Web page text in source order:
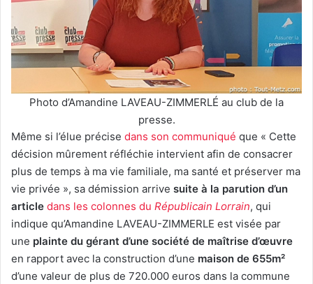
Photo d’Amandine LAVEAU-ZIMMERLÉ au club de la
presse.
Même si l’élue précise dans son communiqué que « Cette
décision mûrement réfléchie intervient afin de consacrer
plus de temps à ma vie familiale, ma santé et préserver ma
vie privée », sa démission arrive suite à la parution d’un
article dans les colonnes du Républicain Lorrain, qui
indique qu’Amandine LAVEAU-ZIMMERLE est visée par
une plainte du gérant d’une société de maîtrise d’œuvre
en rapport avec la construction d’une maison de 655m²
d’une valeur de plus de 720.000 euros dans la commune